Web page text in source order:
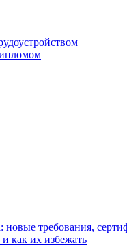
требования,
как их избежать